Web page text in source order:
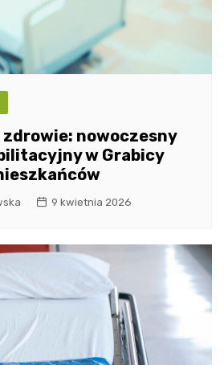
nowoczesny
w Grabicy
9 kwietnia 2026